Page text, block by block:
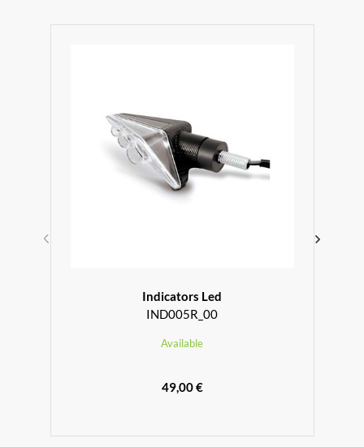
Indicators Led
IND005R_00
Available
49,00 €